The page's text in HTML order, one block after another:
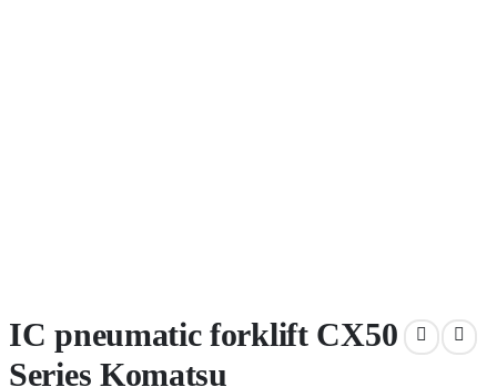
IC pneumatic forklift CX50
Series Komatsu